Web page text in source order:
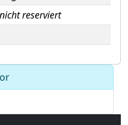
nicht reserviert